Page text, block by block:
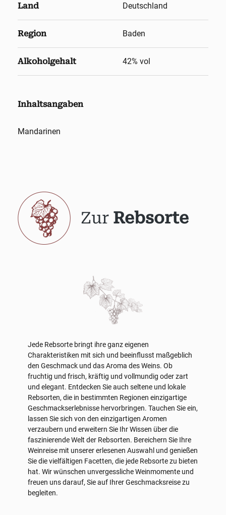
Land Deutschland
Region Baden
Alkoholgehalt 42% vol
Inhaltsangaben
Mandarinen
Zur Rebsorte
Jede Rebsorte bringt ihre ganz eigenen
Charakteristiken mit sich und beeinflusst maßgeblich
den Geschmack und das Aroma des Weins. Ob
fruchtig und frisch, kräftig und vollmundig oder zart
und elegant. Entdecken Sie auch seltene und lokale
Rebsorten, die in bestimmten Regionen einzigartige
Geschmackserlebnisse hervorbringen. Tauchen Sie ein,
lassen Sie sich von den einzigartigen Aromen
verzaubern und erweitern Sie Ihr Wissen über die
faszinierende Welt der Rebsorten. Bereichern Sie Ihre
Weinreise mit unserer erlesenen Auswahl und genießen
Sie die vielfältigen Facetten, die jede Rebsorte zu bieten
hat. Wir wünschen unvergessliche Weinmomente und
freuen uns darauf, Sie auf Ihrer Geschmacksreise zu
begleiten.